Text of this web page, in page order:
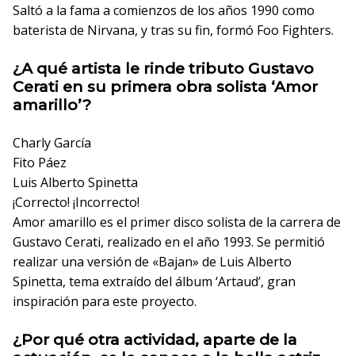
Saltó a la fama a comienzos de los años 1990 como
baterista de Nirvana, y tras su fin, formó Foo Fighters.
¿A qué artista le rinde tributo Gustavo
Cerati en su primera obra solista ‘Amor
amarillo’?
Charly García
Fito Páez
Luis Alberto Spinetta
¡Correcto! ¡Incorrecto!
Amor amarillo es el primer disco solista de la carrera de
Gustavo Cerati, realizado en el año 1993. Se permitió
realizar una versión de «Bajan» de Luis Alberto
Spinetta, tema extraído del álbum ‘Artaud’, gran
inspiración para este proyecto.
¿Por qué otra actividad, aparte de la